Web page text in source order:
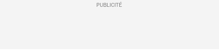
PUBLICITÉ